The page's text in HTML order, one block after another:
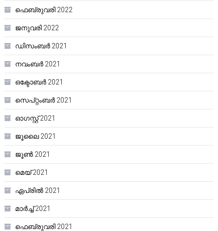
ഫെബ്രുവരി 2022
ജനുവരി 2022
ഡിസംബർ 2021
നവംബർ 2021
ഒക്ടോബർ 2021
സെപ്റ്റംബർ 2021
ഓഗസ്റ്റ്‌ 2021
ജൂലൈ 2021
ജൂൺ 2021
മെയ്‌ 2021
ഏപ്രിൽ 2021
മാർച്ച്‌ 2021
ഫെബ്രുവരി 2021